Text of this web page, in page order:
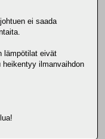
ei saada
lämpötilat eivät
ilmanvaihdon